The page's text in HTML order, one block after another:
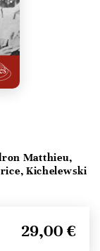
Matthieu,
Kichelewski
29,00 €